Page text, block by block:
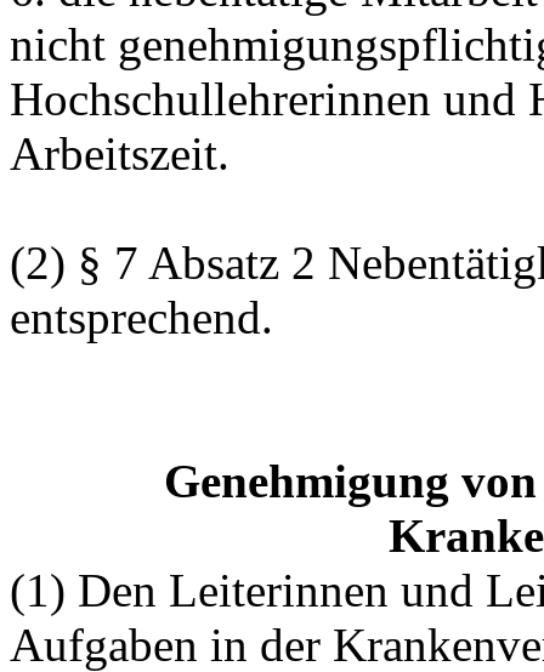
nicht
Hochschullehrerinnen und
Arbeitszeit.
(2) § 7 Absatz 2
entsprechend.
Genehmigung
(1) Den Leiterinnen und
Aufgaben in der